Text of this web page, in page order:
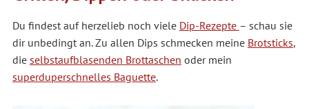
Du findest auf herzelieb noch viele Dip-Rezepte – schau sie
dir unbedingt an. Zu allen Dips schmecken meine Brotsticks,
die selbstaufblasenden Brottaschen oder mein
superduperschnelles Baguette.